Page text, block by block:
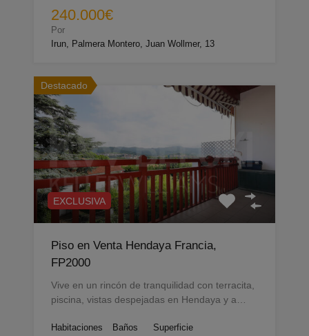
240.000€
Por
Irun, Palmera Montero, Juan Wollmer, 13
Destacado
EXCLUSIVA
Piso en Venta Hendaya Francia,
FP2000
Vive en un rincón de tranquilidad con terracita,
piscina, vistas despejadas en Hendaya y a…
Habitaciones Baños Superficie